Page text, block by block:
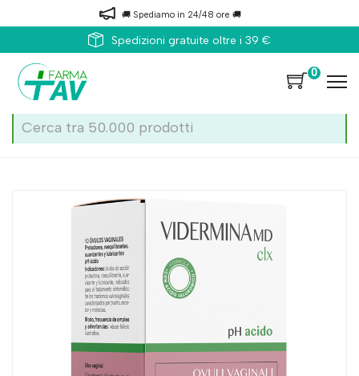
🚚 Spediamo in 24/48 ore 🚚
Spedizioni gratuite oltre i 39 €
0